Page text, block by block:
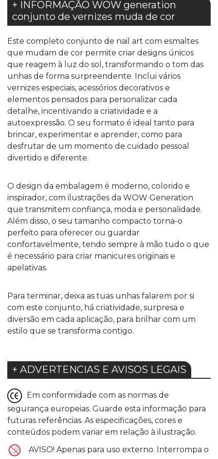
+ INFORMAÇÃO WOW generation
conjunto de vernizes muda de cor
Este completo conjunto de nail art com esmaltes
que mudam de cor permite criar designs únicos
que reagem à luz do sol, transformando o tom das
unhas de forma surpreendente. Inclui vários
vernizes especiais, acessórios decorativos e
elementos pensados para personalizar cada
detalhe, incentivando a criatividade e a
autoexpressão. O seu formato é ideal tanto para
brincar, experimentar e aprender, como para
desfrutar de um momento de cuidado pessoal
divertido e diferente.
O design da embalagem é moderno, colorido e
inspirador, com ilustrações da WOW Generation
que transmitem confiança, moda e personalidade.
Além disso, o seu tamanho compacto torna-o
perfeito para oferecer ou guardar
confortavelmente, tendo sempre à mão tudo o que
é necessário para criar manicures originais e
apelativas.
Para terminar, deixa as tuas unhas falarem por si
com este conjunto, há criatividade, surpresa e
diversão em cada aplicação, para brilhar com um
estilo que se transforma contigo.
+ ADVERTENCIAS E AVISOS LEGAIS
Em conformidade com as normas de
segurança europeias. Guarde esta informação para
futuras referências. As especificações, cores e
conteúdos podem variar em relação à ilustração.
AVISO! Apenas para uso externo. Interrompa o